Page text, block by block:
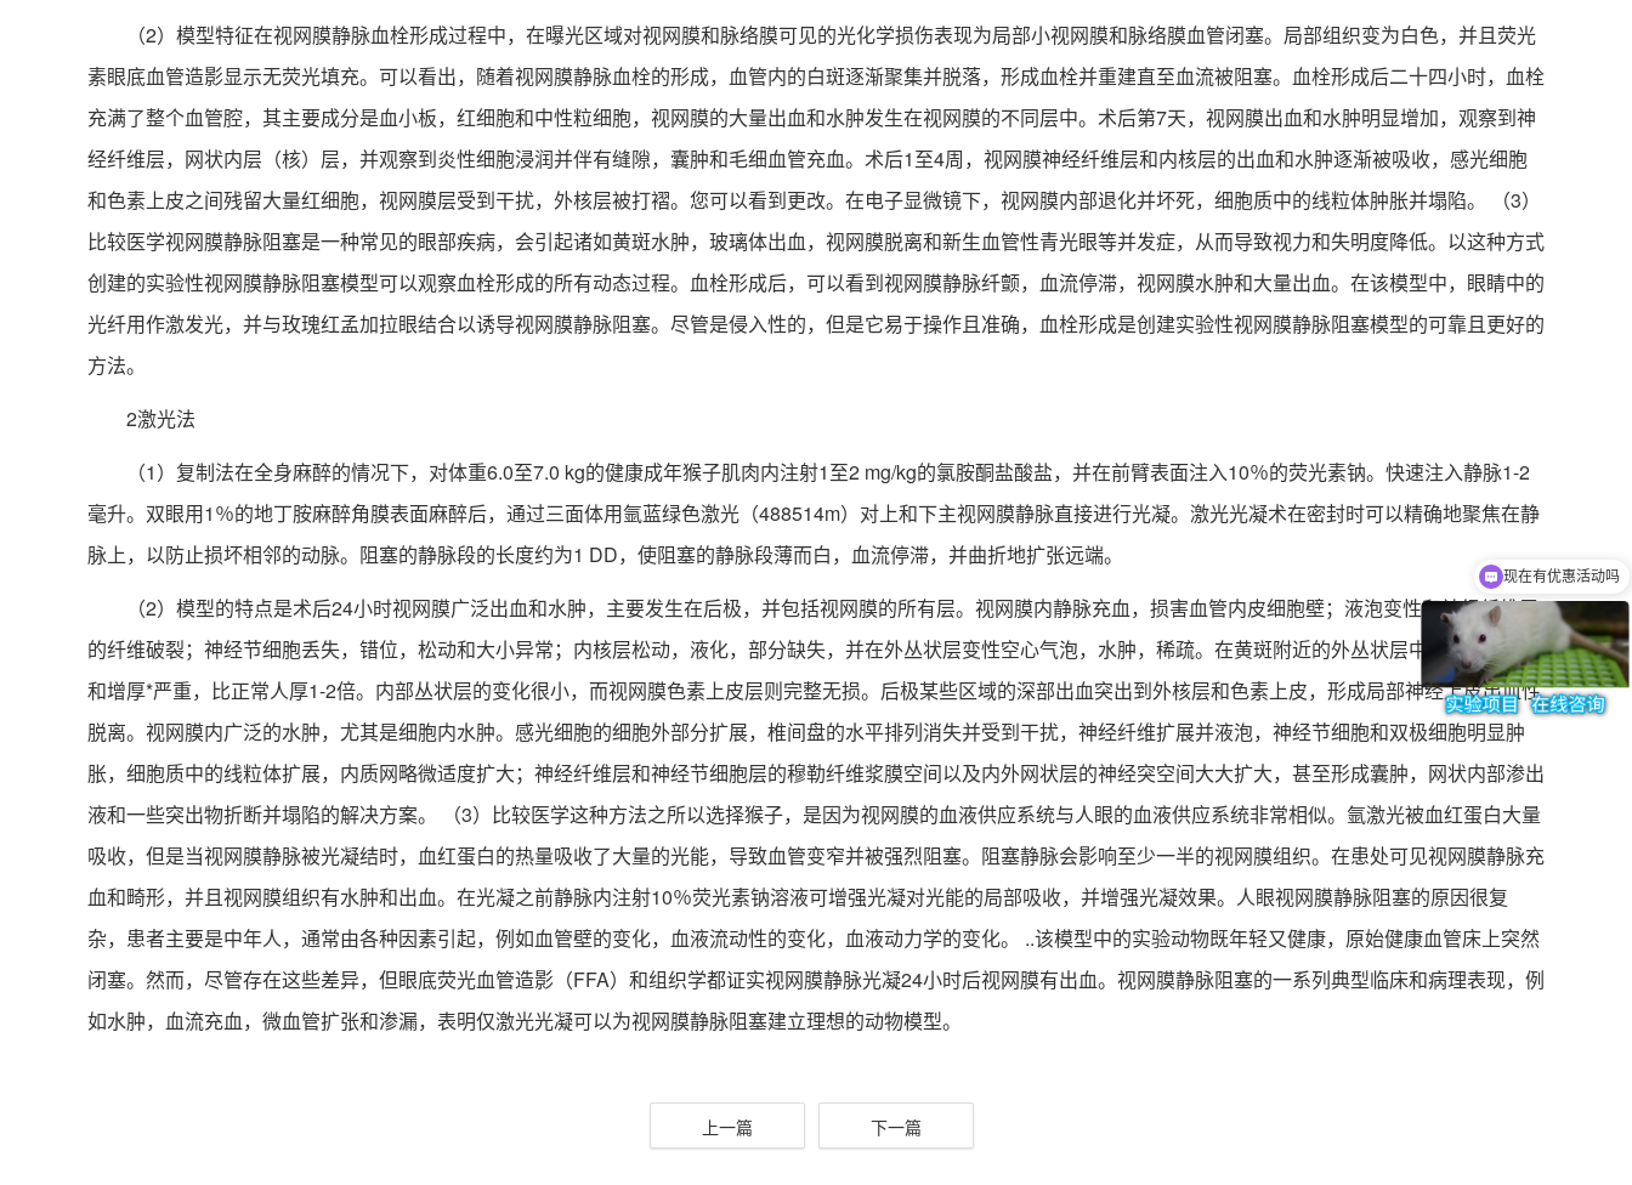
（2）模型特征在视网膜静脉血栓形成过程中，在曝光区域对视网膜和脉络膜可见的光化学损伤表现为局部小视网膜和脉络膜血管闭塞。局部组织变为白色，并且荧光
素眼底血管造影显示无荧光填充。可以看出，随着视网膜静脉血栓的形成，血管内的白斑逐渐聚集并脱落，形成血栓并重建直至血流被阻塞。血栓形成后二十四小时，血栓
充满了整个血管腔，其主要成分是血小板，红细胞和中性粒细胞，视网膜的大量出血和水肿发生在视网膜的不同层中。术后第7天，视网膜出血和水肿明显增加，观察到神
经纤维层，网状内层（核）层，并观察到炎性细胞浸润并伴有缝隙，囊肿和毛细血管充血。术后1至4周，视网膜神经纤维层和内核层的出血和水肿逐渐被吸收，感光细胞
和色素上皮之间残留大量红细胞，视网膜层受到干扰，外核层被打褶。您可以看到更改。在电子显微镜下，视网膜内部退化并坏死，细胞质中的线粒体肿胀并塌陷。 （3）
比较医学视网膜静脉阻塞是一种常见的眼部疾病，会引起诸如黄斑水肿，玻璃体出血，视网膜脱离和新生血管性青光眼等并发症，从而导致视力和失明度降低。以这种方式
创建的实验性视网膜静脉阻塞模型可以观察血栓形成的所有动态过程。血栓形成后，可以看到视网膜静脉纤颤，血流停滞，视网膜水肿和大量出血。在该模型中，眼睛中的
光纤用作激发光，并与玫瑰红孟加拉眼结合以诱导视网膜静脉阻塞。尽管是侵入性的，但是它易于操作且准确，血栓形成是创建实验性视网膜静脉阻塞模型的可靠且更好的
方法。
2激光法
（1）复制法在全身麻醉的情况下，对体重6.0至7.0 kg的健康成年猴子肌肉内注射1至2 mg/kg的氯胺酮盐酸盐，并在前臂表面注入10％的荧光素钠。快速注入静脉1-2
毫升。双眼用1％的地丁胺麻醉角膜表面麻醉后，通过三面体用氩蓝绿色激光（488514m）对上和下主视网膜静脉直接进行光凝。激光光凝术在密封时可以精确地聚焦在静
脉上，以防止损坏相邻的动脉。阻塞的静脉段的长度约为1 DD，使阻塞的静脉段薄而白，血流停滞，并曲折地扩张远端。
（2）模型的特点是术后24小时视网膜广泛出血和水肿，主要发生在后极，并包括视网膜的所有层。视网膜内静脉充血，损害血管内皮细胞壁；液泡变性和神经纤维层
的纤维破裂；神经节细胞丢失，错位，松动和大小异常；内核层松动，液化，部分缺失，并在外丛状层变性空心气泡，水肿，稀疏。在黄斑附近的外丛状层中，视网膜水肿
和增厚*严重，比正常人厚1-2倍。内部丛状层的变化很小，而视网膜色素上皮层则完整无损。后极某些区域的深部出血突出到外核层和色素上皮，形成局部神经上皮出血性
脱离。视网膜内广泛的水肿，尤其是细胞内水肿。感光细胞的细胞外部分扩展，椎间盘的水平排列消失并受到干扰，神经纤维扩展并液泡，神经节细胞和双极细胞明显肿
胀，细胞质中的线粒体扩展，内质网略微适度扩大；神经纤维层和神经节细胞层的穆勒纤维浆膜空间以及内外网状层的神经突空间大大扩大，甚至形成囊肿，网状内部渗出
液和一些突出物折断并塌陷的解决方案。 （3）比较医学这种方法之所以选择猴子，是因为视网膜的血液供应系统与人眼的血液供应系统非常相似。氩激光被血红蛋白大量
吸收，但是当视网膜静脉被光凝结时，血红蛋白的热量吸收了大量的光能，导致血管变窄并被强烈阻塞。阻塞静脉会影响至少一半的视网膜组织。在患处可见视网膜静脉充
血和畸形，并且视网膜组织有水肿和出血。在光凝之前静脉内注射10％荧光素钠溶液可增强光凝对光能的局部吸收，并增强光凝效果。人眼视网膜静脉阻塞的原因很复
杂，患者主要是中年人，通常由各种因素引起，例如血管壁的变化，血液流动性的变化，血液动力学的变化。 ..该模型中的实验动物既年轻又健康，原始健康血管床上突然
闭塞。然而，尽管存在这些差异，但眼底荧光血管造影（FFA）和组织学都证实视网膜静脉光凝24小时后视网膜有出血。视网膜静脉阻塞的一系列典型临床和病理表现，例
如水肿，血流充血，微血管扩张和渗漏，表明仅激光光凝可以为视网膜静脉阻塞建立理想的动物模型。
上一篇 下一篇
可以介绍下你们的产品么